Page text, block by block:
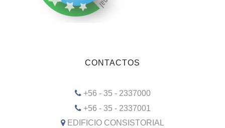
CONTACTOS
+56 - 35 - 2337000
+56 - 35 - 2337001
EDIFICIO CONSISTORIAL